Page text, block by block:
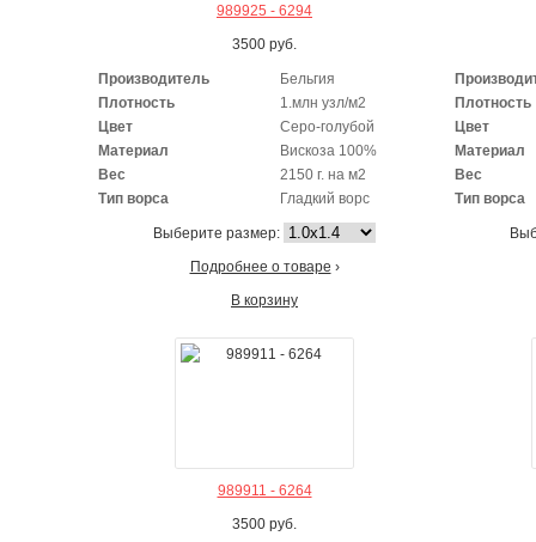
989925 - 6294
3500 руб.
Производитель
Бельгия
Плотность
1.млн узл/м2
Цвет
Серо-голубой
Материал
Вискоза 100%
Вес
2150 г. на м2
Тип ворса
Гладкий ворс
Выберите размер:
Подробнее о товаре ›
В корзину
Плотность
Цвет
Материал
Вес
Тип ворса
989911 - 6264
3500 руб.